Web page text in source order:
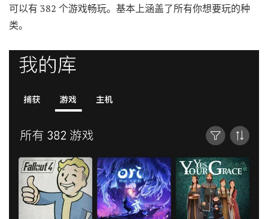
可以有 382 个游戏畅玩。基本上涵盖了所有你想要玩的种
类。